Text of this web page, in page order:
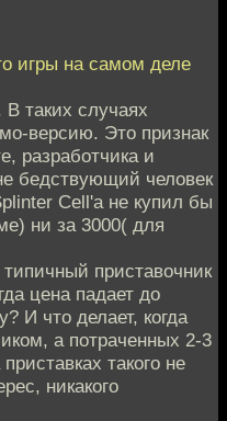
игры на самом деле
таких случаях
версию. Это признак
разработчика и
бедствующий человек
Cell'а не купил бы
ни за 3000( для
приставочник
цена падает до
И что делает, когда
а потраченных 2-3
такого не
никакого